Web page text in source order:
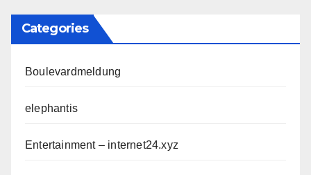
Categories
Boulevardmeldung
elephantis
Entertainment – internet24.xyz